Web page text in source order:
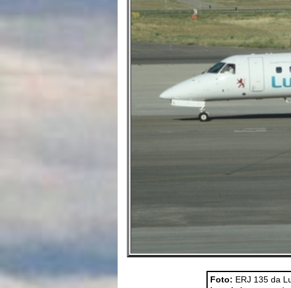
Foto: ERJ 135 da